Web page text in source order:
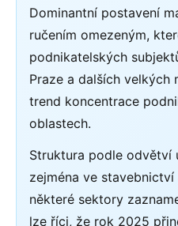
Dominantní postavení
ručením omezeným,
podnikatelských
Praze a dalších
trend koncentrace
oblastech.
Struktura podle odvětví
zejména ve
některé sektory
lze říci, že rok 2025